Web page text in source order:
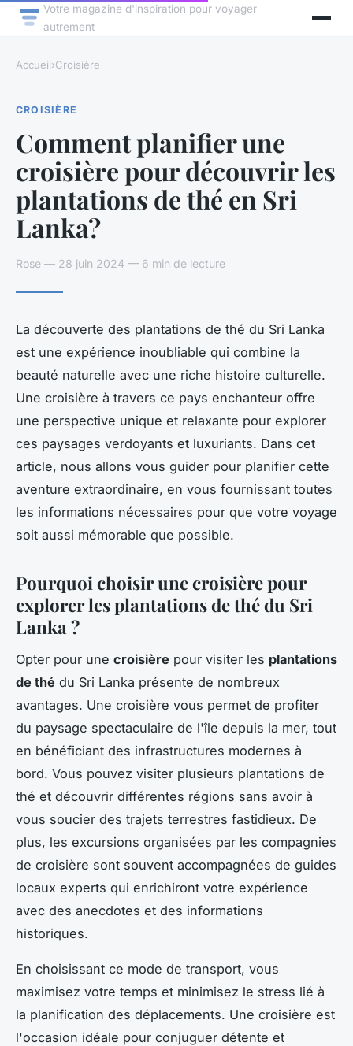
Votre magazine d'inspiration pour voyager
autrement
Accueil›Croisière
CROISIÈRE
Comment planifier une
croisière pour découvrir les
plantations de thé en Sri
Lanka?
Rose — 28 juin 2024 — 6 min de lecture
La découverte des plantations de thé du Sri Lanka
est une expérience inoubliable qui combine la
beauté naturelle avec une riche histoire culturelle.
Une croisière à travers ce pays enchanteur offre
une perspective unique et relaxante pour explorer
ces paysages verdoyants et luxuriants. Dans cet
article, nous allons vous guider pour planifier cette
aventure extraordinaire, en vous fournissant toutes
les informations nécessaires pour que votre voyage
soit aussi mémorable que possible.
Pourquoi choisir une croisière pour
explorer les plantations de thé du Sri
Lanka ?
Opter pour une croisière pour visiter les plantations
de thé du Sri Lanka présente de nombreux
avantages. Une croisière vous permet de profiter
du paysage spectaculaire de l'île depuis la mer, tout
en bénéficiant des infrastructures modernes à
bord. Vous pouvez visiter plusieurs plantations de
thé et découvrir différentes régions sans avoir à
vous soucier des trajets terrestres fastidieux. De
plus, les excursions organisées par les compagnies
de croisière sont souvent accompagnées de guides
locaux experts qui enrichiront votre expérience
avec des anecdotes et des informations
historiques.
En choisissant ce mode de transport, vous
maximisez votre temps et minimisez le stress lié à
la planification des déplacements. Une croisière est
l'occasion idéale pour conjuguer détente et